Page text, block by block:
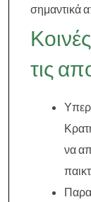
σημαντικά
τις
να